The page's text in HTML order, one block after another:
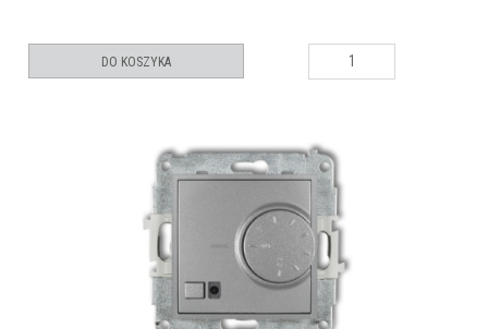
DO KOSZYKA